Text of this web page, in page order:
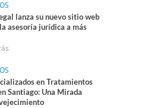
lanza su nuevo sitio web
asesoría jurídica a más
en Tratamientos
Santiago: Una Mirada